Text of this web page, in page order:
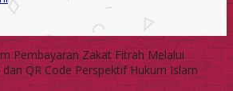
Pembayaran Zakat Fitrah Melalui
QR Code Perspektif Hukum Islam